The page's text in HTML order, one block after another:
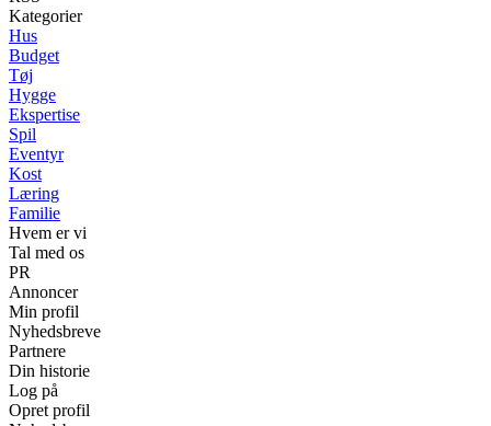
Kategorier
Hus
Budget
Tøj
Hygge
Ekspertise
Spil
Eventyr
Kost
Læring
Familie
Hvem er vi
Tal med os
PR
Annoncer
Min profil
Nyhedsbreve
Partnere
Din historie
Log på
Opret profil